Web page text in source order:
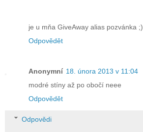
je u mňa GiveAway alias pozvánka ;)
Odpovědět
Anonymní 18. února 2013 v 11:04
modré stíny až po obočí neee
Odpovědět
Odpovědi